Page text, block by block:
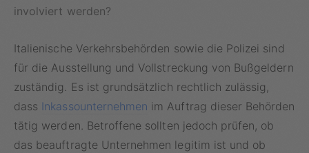
involviert werden?
Italienische Verkehrsbehörden sowie die Polizei sind
für die Ausstellung und Vollstreckung von Bußgeldern
zuständig. Es ist grundsätzlich rechtlich zulässig,
dass Inkassounternehmen im Auftrag dieser Behörden
tätig werden. Betroffene sollten jedoch prüfen, ob
das beauftragte Unternehmen legitim ist und ob